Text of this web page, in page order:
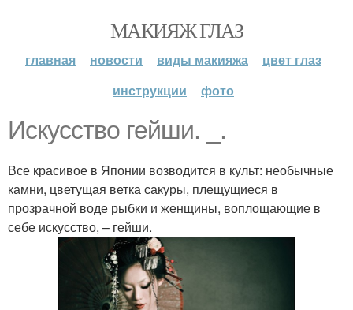
МАКИЯЖ ГЛАЗ
главная новости виды макияжа
цвет глаз
инструкции
фото
Искусство гейши. _.
Все красивое в Японии возводится в культ: необычные
камни, цветущая ветка сакуры, плещущиеся в
прозрачной воде рыбки и женщины, воплощающие в
себе искусство, – гейши.